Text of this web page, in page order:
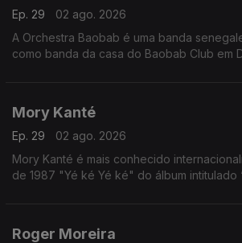
Ep. 29
02 ago. 2026
A Orchestra Baobab é uma banda
como banda da casa do Baobab Club em
Mory Kanté
Ep. 29
02 ago. 2026
Mory Kanté é mais conhecido
de 1987 "Yé ké Yé ké" do álbum intitulado
Roger Moreira